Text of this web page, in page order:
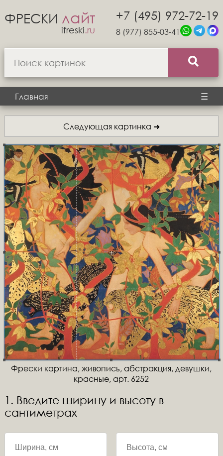
ФРЕСКИ лайт
ifreski.ru
+7 (495) 972-72-19
8 (977) 855-03-41
Главная ☰
Следующая картинка ➜
Фрески картина, живопись, абстракция, девушки,
красные, арт. 6252
1. Введите ширину и высоту в
сантиметрах